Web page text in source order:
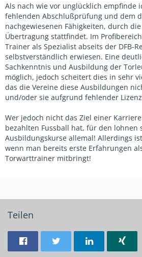
Als nach wie vor unglücklich empfinde
fehlenden Abschlußprüfung und dem
nachgewiesenen Fähigkeiten, durch
Übertragung stattfindet. Im
Trainer als Spezialist abseits der DFB-
selbstverständlich erwiesen. Eine
Sachkenntnis und Ausbildung der
möglich, jedoch scheitert dies in sehr
das die Vereine diese Ausbildungen
und/oder sie aufgrund fehlender
Wer jedoch nicht das Ziel einer
bezahlten Fussball hat, für den lohnen
Ausbildungskurse allemal! Allerdings
wenn man bereits erste Erfahrungen
Torwarttrainer mitbringt!
Teilen